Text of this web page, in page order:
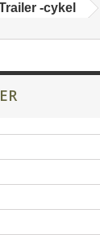
-cykel